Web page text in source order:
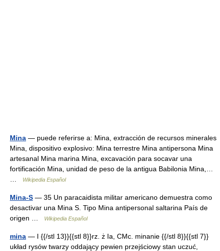
Mina — puede referirse a: Mina, extracción de recursos minerales
Mina, dispositivo explosivo: Mina terrestre Mina antipersona Mina
artesanal Mina marina Mina, excavación para socavar una
fortificación Mina, unidad de peso de la antigua Babilonia Mina,…
Wikipedia Español
Mina-S — 35 Un paracaidista militar americano demuestra como
desactivar una Mina S. Tipo Mina antipersonal saltarina País de
origen …
Wikipedia Español
mina — I {{/stl 13}}{{stl 8}}rz. ż Ia, CMc. minanie {{/stl 8}}{{stl 7}}
układ rysów twarzy oddający pewien przejściowy stan uczuć,